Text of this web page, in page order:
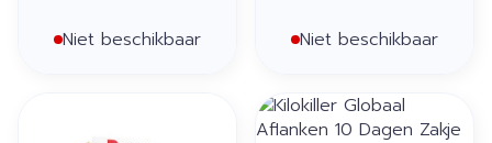
Niet beschikbaar Niet beschikbaar